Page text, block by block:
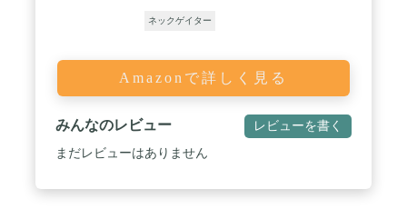
ネックゲイター
Amazonで詳しく見る
みんなのレビュー レビューを書く
まだレビューはありません